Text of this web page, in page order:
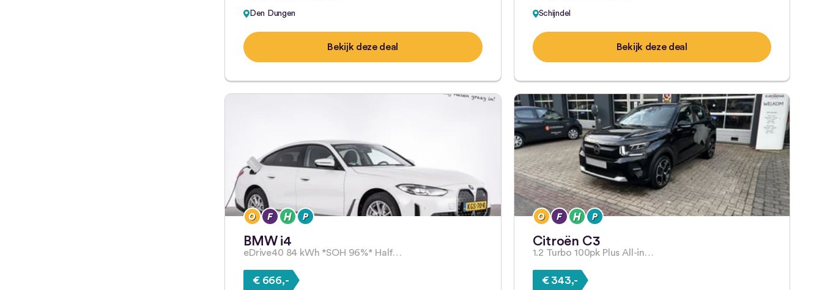
Den Dungen
Bekijk deze deal
Schijndel
Bekijk deze deal
BMW i4
eDrive40 84 kWh *SOH 96%* Half…
€ 666,-
Citroën C3
1.2 Turbo 100pk Plus All-in…
€ 343,-